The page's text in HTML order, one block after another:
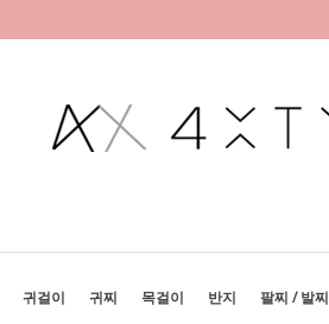
귀걸이 귀찌 목걸이 반지 팔찌 / 발찌